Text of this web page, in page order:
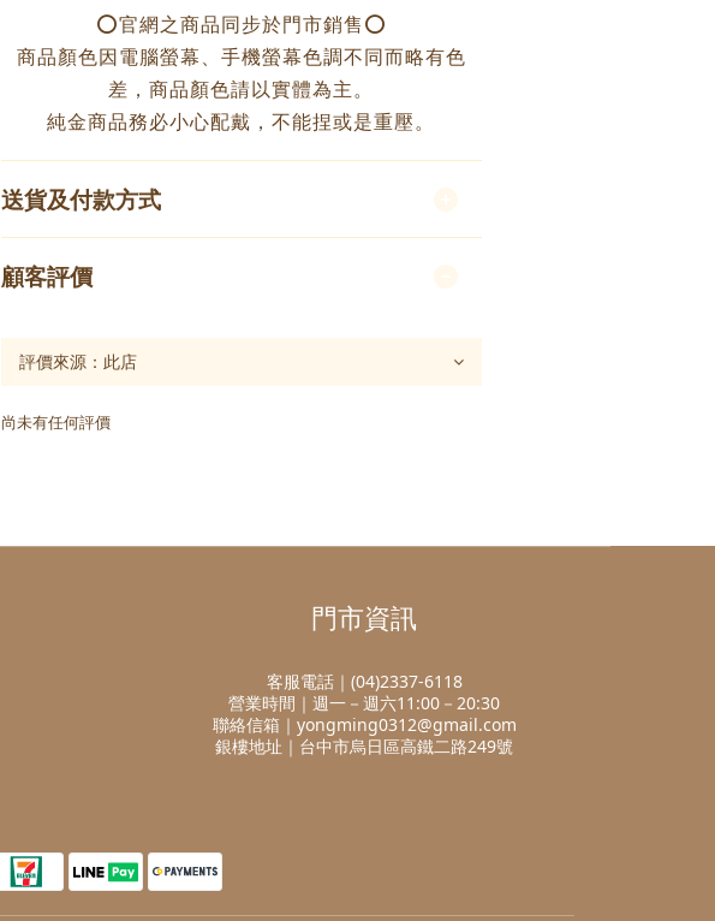
⭕️官網之商品同步於門市銷售⭕️
商品顏色因電腦螢幕、手機螢幕色調不同而略有色
差，商品顏色請以實體為主。
純金商品務必小心配戴，不能捏或是重壓。
送貨及付款方式
顧客評價
尚未有任何評價
門市資訊
客服電話｜(04)2337-6118
營業時間｜週一－週六11:00－20:30
聯絡信箱｜yongming0312@gmail.com
銀樓地址｜台中市烏日區高鐵二路249號